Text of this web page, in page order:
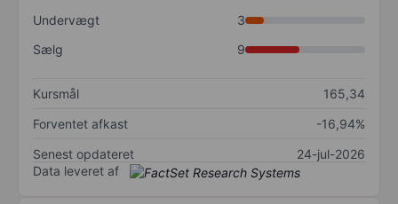
Undervægt
3
Sælg
9
Kursmål
165,34
Forventet afkast
-16,94%
Senest opdateret
24-jul-2026
Data leveret af